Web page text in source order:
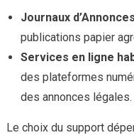
Journaux
publications papier
Services en ligne
des plateformes
des annonces légales.
Le choix du support